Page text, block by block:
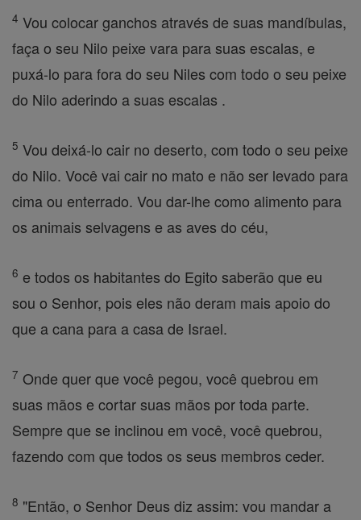
4 Vou colocar ganchos através de suas mandíbulas,
faça o seu Nilo peixe vara para suas escalas, e
puxá-lo para fora do seu Niles com todo o seu peixe
do Nilo aderindo a suas escalas .
5 Vou deixá-lo cair no deserto, com todo o seu peixe
do Nilo. Você vai cair no mato e não ser levado para
cima ou enterrado. Vou dar-lhe como alimento para
os animais selvagens e as aves do céu,
6 e todos os habitantes do Egito saberão que eu
sou o Senhor, pois eles não deram mais apoio do
que a cana para a casa de Israel.
7 Onde quer que você pegou, você quebrou em
suas mãos e cortar suas mãos por toda parte.
Sempre que se inclinou em você, você quebrou,
fazendo com que todos os seus membros ceder.
8 "Então, o Senhor Deus diz assim: vou mandar a